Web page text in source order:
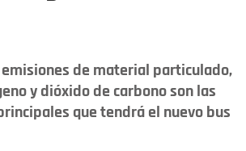
emisiones de material particulado,
y dióxido de carbono son las
que tendrá el nuevo bus